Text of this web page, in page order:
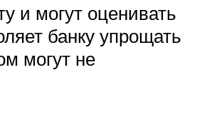
и могут оценивать
банку упрощать
могут не